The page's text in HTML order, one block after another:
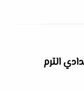
الترم